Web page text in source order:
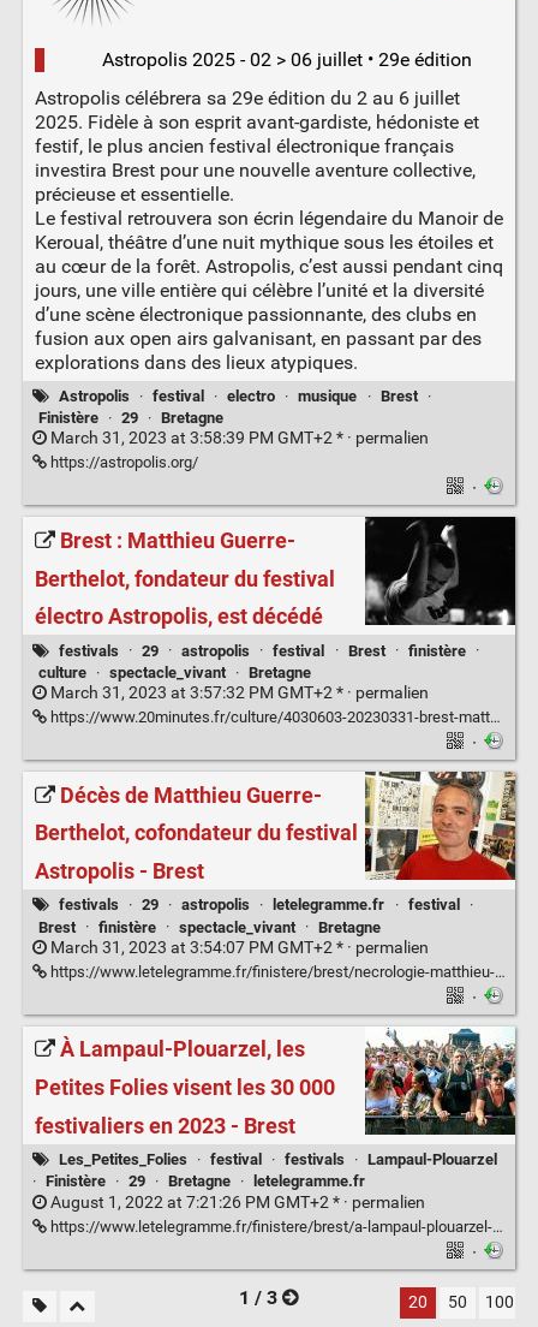
Astropolis 2025 - 02 > 06 juillet • 29e édition
Astropolis célébrera sa 29e édition du 2 au 6 juillet
2025. Fidèle à son esprit avant-gardiste, hédoniste et
festif, le plus ancien festival électronique français
investira Brest pour une nouvelle aventure collective,
précieuse et essentielle.
Le festival retrouvera son écrin légendaire du Manoir de
Keroual, théâtre d’une nuit mythique sous les étoiles et
au cœur de la forêt. Astropolis, c’est aussi pendant cinq
jours, une ville entière qui célèbre l’unité et la diversité
d’une scène électronique passionnante, des clubs en
fusion aux open airs galvanisant, en passant par des
explorations dans des lieux atypiques.
Astropolis · festival · electro · musique · Brest
·
Finistère
· 29 · Bretagne
March 31, 2023 at 3:58:39 PM GMT+2 * · permalien
https://astropolis.org/
·
Brest : Matthieu Guerre-
Berthelot, fondateur du festival
électro Astropolis, est décédé
festivals · 29 · astropolis · festival · Brest · finistère
·
culture
· spectacle_vivant · Bretagne
March 31, 2023 at 3:57:32 PM GMT+2 * · permalien
https://www.20minutes.fr/culture/4030603-20230331-brest-matthieu-guerre-berthelot-fondateur-festival-electro-astropolis-decede
·
Décès de Matthieu Guerre-
Berthelot, cofondateur du festival
Astropolis - Brest
festivals · 29 · astropolis · letelegramme.fr · festival
·
Brest
· finistère · spectacle_vivant · Bretagne
March 31, 2023 at 3:54:07 PM GMT+2 * · permalien
https://www.letelegramme.fr/finistere/brest/necrologie-matthieu-guerre-berthelot-cofondateur-d-astropolis-quitte-la-scene-31-03-2023-13308596.php
·
À Lampaul-Plouarzel, les
Petites Folies visent les 30 000
festivaliers en 2023 - Brest
Les_Petites_Folies · festival · festivals · Lampaul-Plouarzel
· Finistère · 29 · Bretagne · letelegramme.fr
August 1, 2022 at 7:21:26 PM GMT+2 * · permalien
https://www.letelegramme.fr/finistere/brest/a-lampaul-plouarzel-les-petites-folies-visent-les-30-000-festivaliers-en-2023-01-08-2022-13133296.php
·
1 / 3
20 50 100